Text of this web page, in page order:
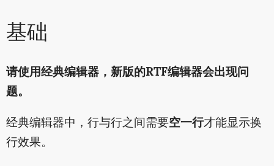
基础
请使用经典编辑器，新版的RTF编辑器会出现问
题。
经典编辑器中，行与行之间需要空一行才能显示换
行效果。